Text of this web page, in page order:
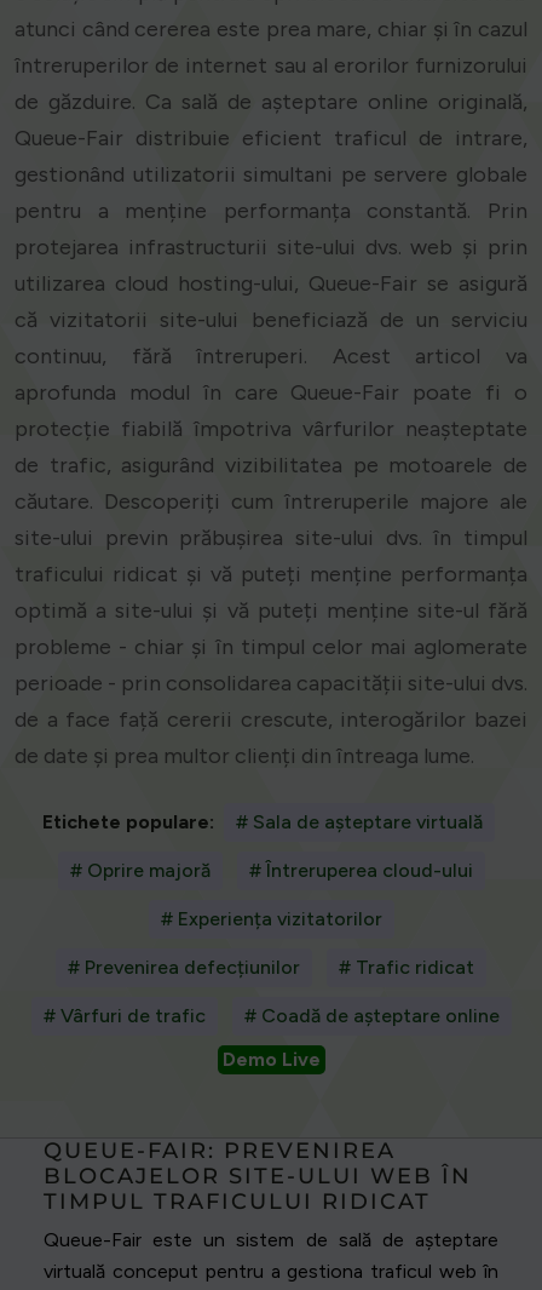
atunci când cererea este prea mare, chiar și în cazul
întreruperilor de internet sau al erorilor furnizorului
de găzduire. Ca sală de așteptare online originală,
Queue-Fair distribuie eficient traficul de intrare,
gestionând utilizatorii simultani pe servere globale
pentru a menține performanța constantă. Prin
protejarea infrastructurii site-ului dvs. web și prin
utilizarea cloud hosting-ului, Queue-Fair se asigură
că vizitatorii site-ului beneficiază de un serviciu
continuu, fără întreruperi. Acest articol va
aprofunda modul în care Queue-Fair poate fi o
protecție fiabilă împotriva vârfurilor neașteptate
de trafic, asigurând vizibilitatea pe motoarele de
căutare. Descoperiți cum întreruperile majore ale
site-ului previn prăbușirea site-ului dvs. în timpul
traficului ridicat și vă puteți menține performanța
optimă a site-ului și vă puteți menține site-ul fără
probleme - chiar și în timpul celor mai aglomerate
perioade - prin consolidarea capacității site-ului dvs.
de a face față cererii crescute, interogărilor bazei
de date și prea multor clienți din întreaga lume.
Etichete populare: # Sala de așteptare virtuală
# Oprire majoră # Întreruperea cloud-ului
# Experiența vizitatorilor
# Prevenirea defecțiunilor # Trafic ridicat
# Vârfuri de trafic
# Coadă de așteptare online
Demo Live
QUEUE-FAIR: PREVENIREA
BLOCAJELOR SITE-ULUI WEB ÎN
TIMPUL TRAFICULUI RIDICAT
Queue-Fair este un sistem de sală de așteptare
virtuală conceput pentru a gestiona traficul web în